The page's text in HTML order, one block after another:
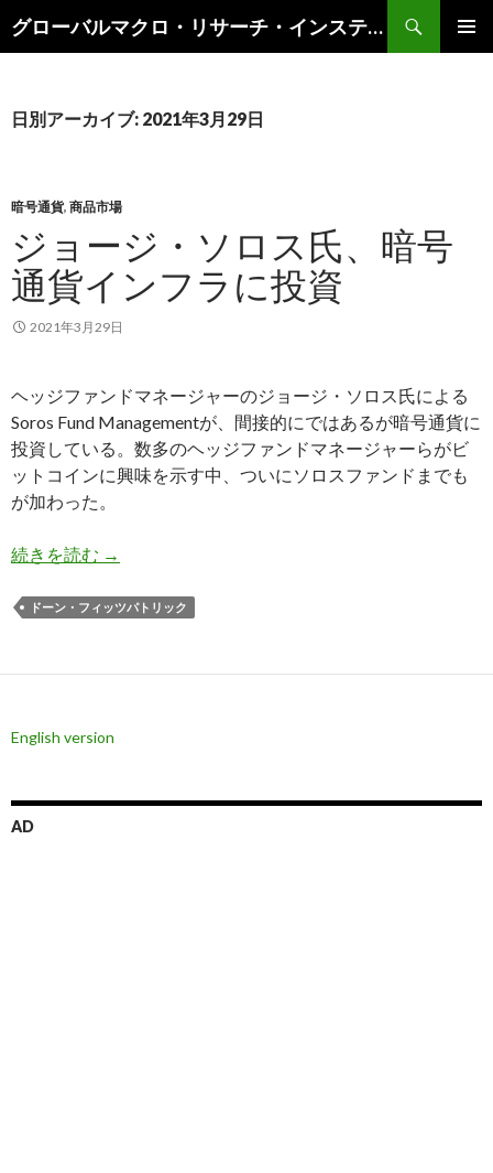
グローバルマクロ・リサーチ・インスティテュート
索
ン
キ
プ
日別アーカイブ: 2021年3月29日
暗号通貨, 商品市場
ジョージ・ソロス氏、暗号
通貨インフラに投資
2021年3月29日
ヘッジファンドマネージャーのジョージ・ソロス氏による
Soros Fund Managementが、間接的にではあるが暗号通貨に
投資している。数多のヘッジファンドマネージャーらがビ
ットコインに興味を示す中、ついにソロスファンドまでも
が加わった。
続きを読む ジョージ・ソロス氏、暗号通貨インフラに投資
→
ドーン・フィッツパトリック
English version
AD